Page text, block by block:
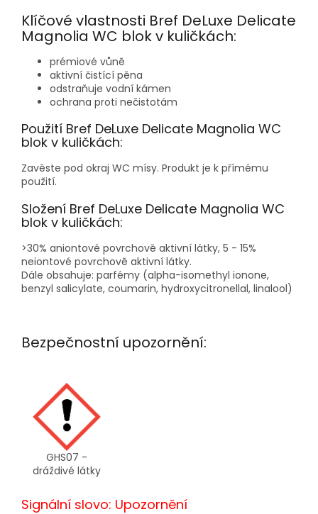
Klíčové vlastnosti Bref DeLuxe Delicate
Magnolia WC blok v kuličkách:
prémiové vůně
aktivní čistící pěna
odstraňuje vodní kámen
ochrana proti nečistotám
Použití Bref DeLuxe Delicate Magnolia WC
blok v kuličkách:
Zavěste pod okraj WC mísy. Produkt je k přímému
použití.
Složení Bref DeLuxe Delicate Magnolia WC
blok v kuličkách:
>30% aniontové povrchově aktivní látky, 5 - 15%
neiontové povrchově aktivní látky.
Dále obsahuje: parfémy (alpha-isomethyl ionone,
benzyl salicylate, coumarin, hydroxycitronellal, linalool)
Bezpečnostní upozornění:
GHS07 -
dráždivé látky
Signální slovo: Upozornění